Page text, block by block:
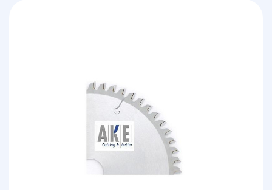
FERS & PLAQUETTES
LAMES SCIES RUBAN